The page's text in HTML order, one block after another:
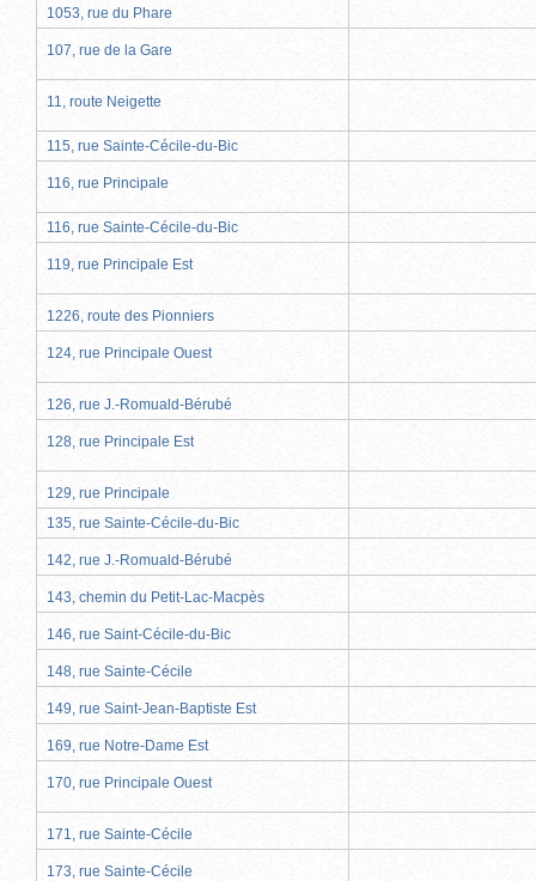
1053, rue du Phare
107, rue de la Gare
11, route Neigette
115, rue Sainte-Cécile-du-Bic
116, rue Principale
116, rue Sainte-Cécile-du-Bic
119, rue Principale Est
1226, route des Pionniers
124, rue Principale Ouest
126, rue J.-Romuald-Bérubé
128, rue Principale Est
129, rue Principale
135, rue Sainte-Cécile-du-Bic
142, rue J.-Romuald-Bérubé
143, chemin du Petit-Lac-Macpès
146, rue Saint-Cécile-du-Bic
148, rue Sainte-Cécile
149, rue Saint-Jean-Baptiste Est
169, rue Notre-Dame Est
170, rue Principale Ouest
171, rue Sainte-Cécile
173, rue Sainte-Cécile